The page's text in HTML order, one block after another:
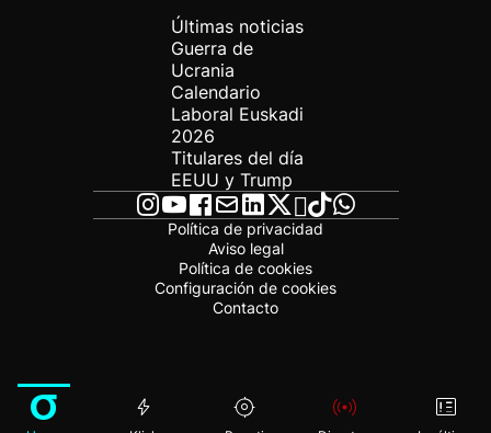
Últimas noticias
Guerra de
Ucrania
Calendario
Laboral Euskadi
2026
Titulares del día
EEUU y Trump
Política de privacidad
Aviso legal
Política de cookies
Configuración de cookies
Contacto